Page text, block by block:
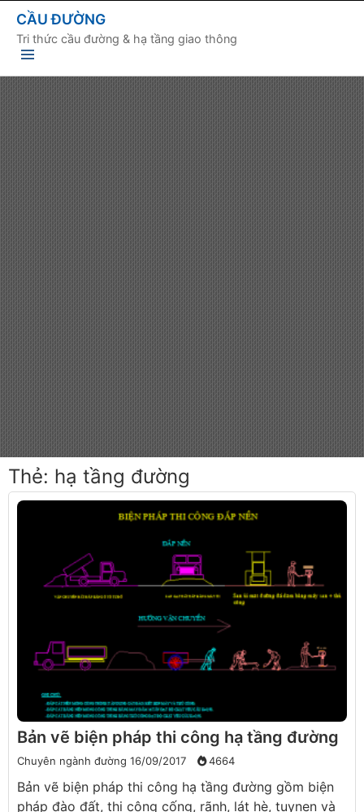
CẦU ĐƯỜNG
Tri thức cầu đường & hạ tầng giao thông
Thẻ: hạ tầng đường
Bản vẽ biện pháp thi công hạ tầng đường
Chuyên ngành đường 16/09/2017 4664
Bản vẽ biện pháp thi công hạ tầng đường gồm biện
pháp đào đất, thi công cống, rãnh, lát hè, tuynen và